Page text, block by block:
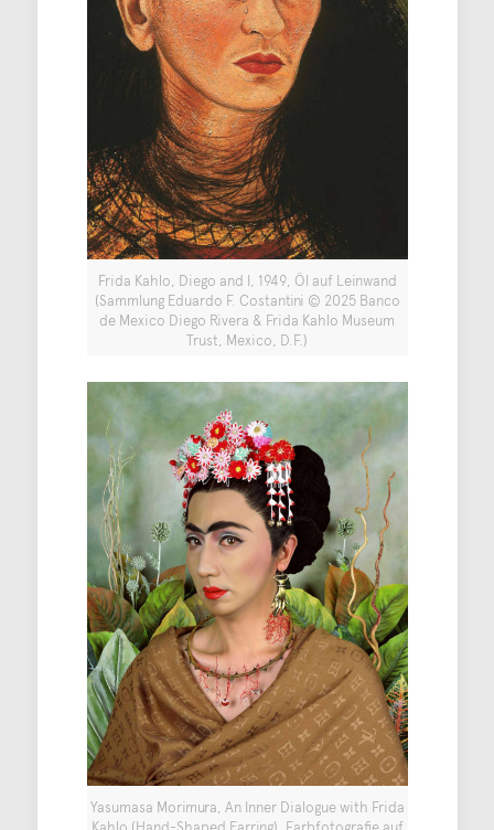
Frida Kahlo, Diego and I, 1949, Öl auf Leinwand
(Sammlung Eduardo F. Costantini © 2025 Banco
de Mexico Diego Rivera & Frida Kahlo Museum
Trust, Mexico, D.F.)
Yasumasa Morimura, An Inner Dialogue with Frida